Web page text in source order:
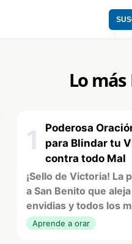
Lo más
1
Poderosa
para Blindar tu
contra todo Mal
¡Sello de Victoria! La
a San Benito que
envidias y todos los
Aprende a orar